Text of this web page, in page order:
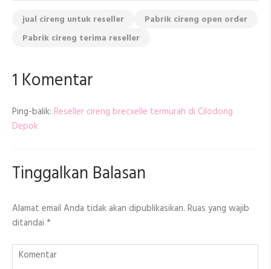
jual cireng untuk reseller
Pabrik cireng open order
Pabrik cireng terima reseller
1 Komentar
Ping-balik: Reseller cireng brecxelle termurah di Cilodong
Depok
Tinggalkan Balasan
Alamat email Anda tidak akan dipublikasikan. Ruas yang wajib
ditandai *
Komentar